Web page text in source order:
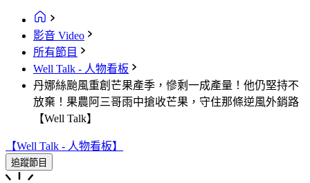
影音 Video
所有節目
Well Talk - 人物看板
丹娜絲颱風重創芒果產季，慘剩一成產量！他仍堅持不
放棄！果農阿三哥雨中搶收芒果，守住那條逆風外銷路
【Well Talk】‪
【Well Talk - 人物看板】
追蹤節目